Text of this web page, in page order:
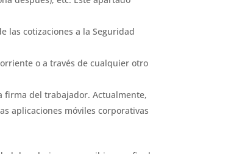
las cotizaciones a la Seguridad
o a través de cualquier otro
firma del trabajador. Actualmente,
aplicaciones móviles corporativas